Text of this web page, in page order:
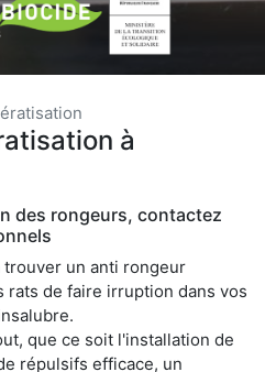
à
des rongeurs, contactez
trouver un anti rongeur
de faire irruption dans vos
que ce soit l'installation de
répulsifs efficace, un